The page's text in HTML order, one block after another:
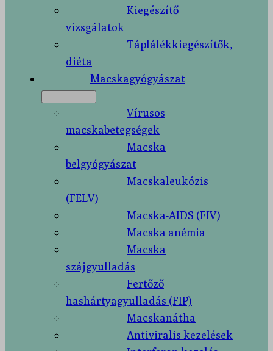
Kiegészítő
vizsgálatok
Táplálékkiegészítők,
diéta
Macskagyógyászat
Vírusos
macskabetegségek
Macska
belgyógyászat
Macskaleukózis
(FELV)
Macska-AIDS (FIV)
Macska anémia
Macska
szájgyulladás
Fertőző
hashártyagyulladás (FIP)
Macskanátha
Antiviralis kezelések